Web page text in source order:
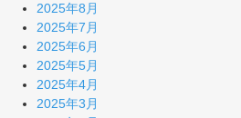
2025年8月
2025年7月
2025年6月
2025年5月
2025年4月
2025年3月